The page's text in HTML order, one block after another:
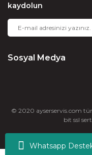
Whatsapp
kaydolun
Sosyal Medya
© 2020 ayserservis.com
bit ssl